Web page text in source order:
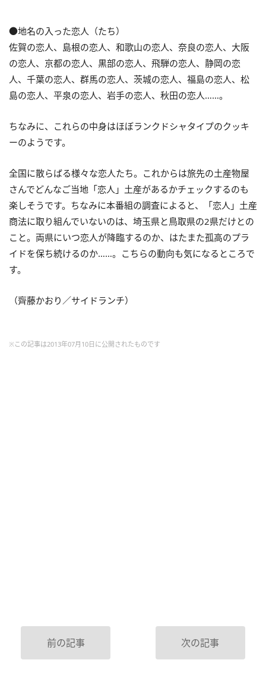
●地名の入った恋人（たち）
佐賀の恋人、島根の恋人、和歌山の恋人、奈良の恋人、大阪
の恋人、京都の恋人、黒部の恋人、飛騨の恋人、静岡の恋
人、千葉の恋人、群馬の恋人、茨城の恋人、福島の恋人、松
島の恋人、平泉の恋人、岩手の恋人、秋田の恋人……。
ちなみに、これらの中身はほぼランクドシャタイプのクッキ
ーのようです。
全国に散らばる様々な恋人たち。これからは旅先の土産物屋
さんでどんなご当地「恋人」土産があるかチェックするのも
楽しそうです。ちなみに本番組の調査によると、「恋人」土産
商法に取り組んでいないのは、埼玉県と鳥取県の2県だけとの
こと。両県にいつ恋人が降臨するのか、はたまた孤高のプラ
イドを保ち続けるのか……。こちらの動向も気になるところで
す。
（齊藤かおり／サイドランチ）
※この記事は2013年07月10日に公開されたものです
前の記事 次の記事